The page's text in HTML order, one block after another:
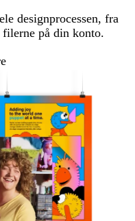
designprocessen, fra
på din konto.